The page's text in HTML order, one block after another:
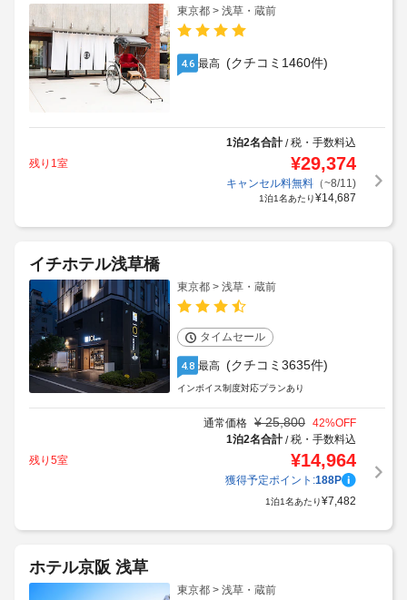
東京都 > 浅草・蔵前
4.6 最高 (クチコミ1460件)
1泊2名合計/税・手数料込
残り1室
¥29,374
キャンセル料無料（~8/11)
1泊1名あたり¥14,687
イチホテル浅草橋
東京都 > 浅草・蔵前
タイムセール
4.8 最高 (クチコミ3635件)
インボイス制度対応プランあり
通常価格 ¥ 25,800 42%OFF
1泊2名合計/税・手数料込
残り5室
¥14,964
獲得予定ポイント:188P
1泊1名あたり¥7,482
ホテル京阪 浅草
東京都 > 浅草・蔵前